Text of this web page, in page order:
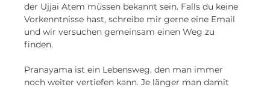
der Ujjai Atem müssen bekannt sein. Falls du keine
Vorkenntnisse hast, schreibe mir gerne eine Email
und wir versuchen gemeinsam einen Weg zu
finden.
Pranayama ist ein Lebensweg, den man immer
noch weiter vertiefen kann. Je länger man damit